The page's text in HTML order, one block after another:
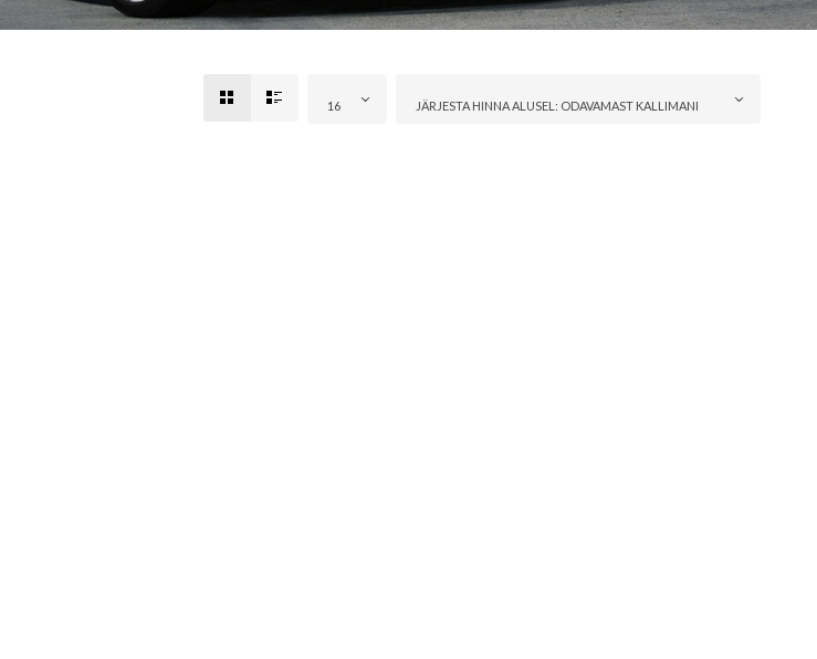
16 JÄRJESTA HINNA ALUSEL: ODAVAMAST KALLIMANI